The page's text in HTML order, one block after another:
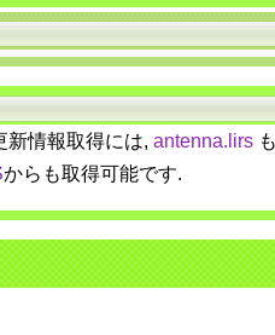
新情報取得には, antenna.lirs
からも取得可能です.